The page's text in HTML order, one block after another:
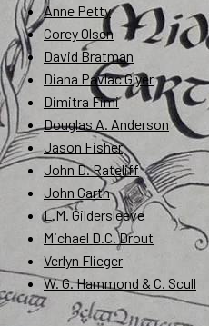
Anne Petty
Corey Olsen
David Bratman
Diana Pavlac Glyer
Dimitra Fimi
Douglas A. Anderson
Jason Fisher
John D. Rateliff
John Garth
L.M. Gildersleeve
Michael D.C. Drout
Verlyn Flieger
W. G. Hammond & C. Scull